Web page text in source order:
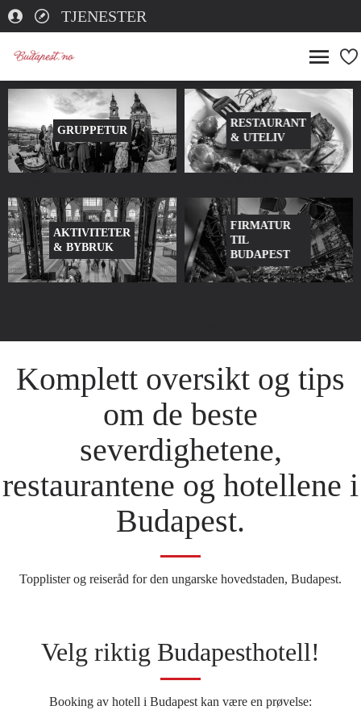
TJENESTER
GRUPPETUR
RESTAURANT
& UTELIV
AKTIVITETER
& BYBRUK
FIRMATUR
TIL
BUDAPEST
Komplett oversikt og tips
om de beste
severdighetene,
restaurantene og hotellene i
Budapest.
Topplister og reiseråd for den ungarske hovedstaden, Budapest.
Velg riktig Budapesthotell!
Booking av hotell i Budapest kan være en prøvelse: